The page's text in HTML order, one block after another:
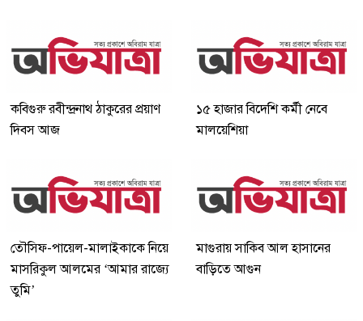
কবিগুরু রবীন্দ্রনাথ ঠাকুরের প্রয়াণ
দিবস আজ
১৫ হাজার বিদেশি কর্মী নেবে
মালয়েশিয়া
তৌসিফ-পায়েল-মালাইকাকে নিয়ে
মাসরিকুল আলমের ‘আমার রাজ্যে
তুমি’
মাগুরায় সাকিব আল হাসানের
বাড়িতে আগুন